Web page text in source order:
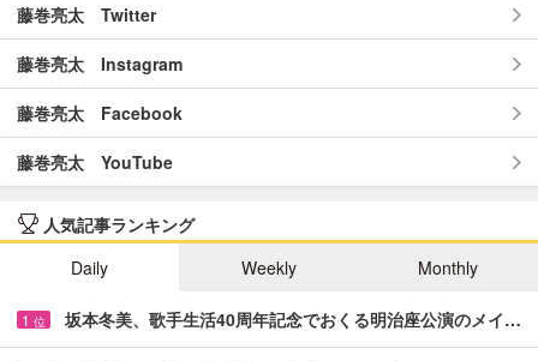
藤巻亮太 Twitter
藤巻亮太 Instagram
藤巻亮太 Facebook
藤巻亮太 YouTube
人気記事ランキング
Daily
Weekly Monthly
1 位 坂本冬美、歌手生活40周年記念でおくる明治座公演のメイ…